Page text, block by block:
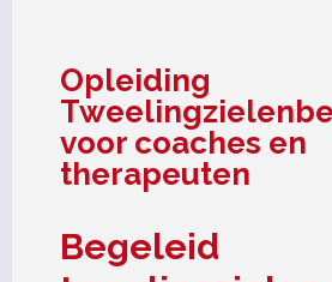
Opleiding
voor coaches en
therapeuten
Begeleid